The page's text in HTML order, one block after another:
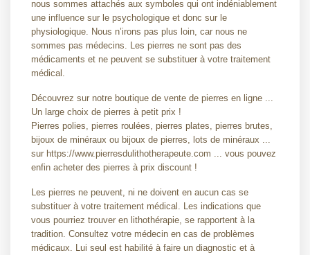
nous sommes attachés aux symboles qui ont indéniablement
une influence sur le psychologique et donc sur le
physiologique. Nous n’irons pas plus loin, car nous ne
sommes pas médecins. Les pierres ne sont pas des
médicaments et ne peuvent se substituer à votre traitement
médical.
Découvrez sur notre boutique de vente de pierres en ligne ...
Un large choix de pierres à petit prix !
Pierres polies, pierres roulées, pierres plates, pierres brutes,
bijoux de minéraux ou bijoux de pierres, lots de minéraux ...
sur https://www.pierresdulithotherapeute.com ... vous pouvez
enfin acheter des pierres à prix discount !
Les pierres ne peuvent, ni ne doivent en aucun cas se
substituer à votre traitement médical. Les indications que
vous pourriez trouver en lithothérapie, se rapportent à la
tradition. Consultez votre médecin en cas de problèmes
médicaux. Lui seul est habilité à faire un diagnostic et à